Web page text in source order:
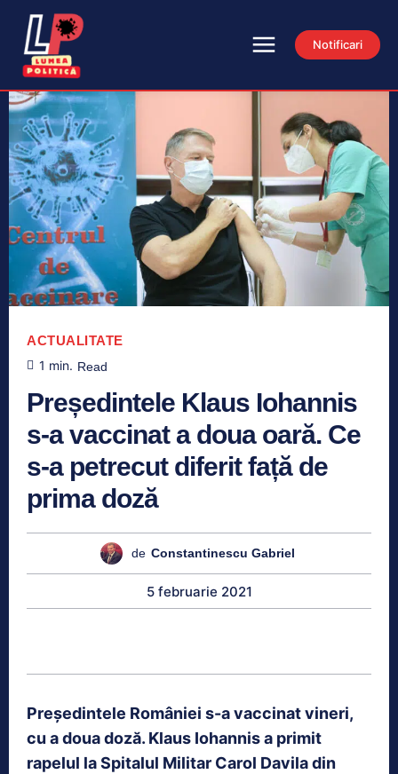
Notificari
ACTUALITATE
1 min. Read
Președintele Klaus Iohannis
s-a vaccinat a doua oară. Ce
s-a petrecut diferit față de
prima doză
de Constantinescu Gabriel
5 februarie 2021
Președintele României s-a vaccinat vineri,
cu a doua doză. Klaus Iohannis a primit
rapelul la Spitalul Militar Carol Davila din